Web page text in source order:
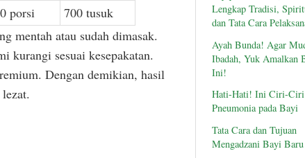
porsi 700 tusuk
mentah atau sudah dimasak.
kurangi sesuai kesepakatan.
Dengan demikian, hasil
Lengkap Tradisi,
dan Tata Cara
Ayah Bunda! Agar
Ibadah, Yuk Amalkan
Ini!
Hati-Hati! Ini Ciri-Ciri
Pneumonia pada Bayi
Tata Cara dan Tujuan
Mengadzani Bayi